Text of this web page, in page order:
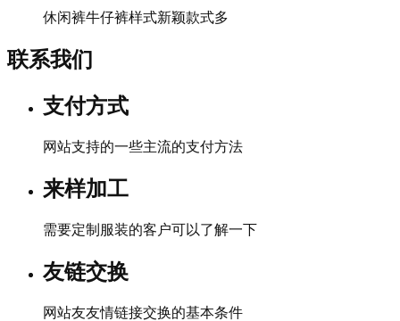
休闲裤牛仔裤样式新颖款式多
联系我们
支付方式
网站支持的一些主流的支付方法
来样加工
需要定制服装的客户可以了解一下
友链交换
网站友友情链接交换的基本条件